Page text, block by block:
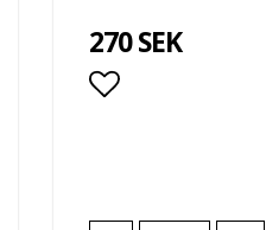
270 SEK